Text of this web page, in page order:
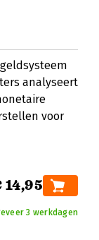
analyseert
voor
14,95
3 werkdagen